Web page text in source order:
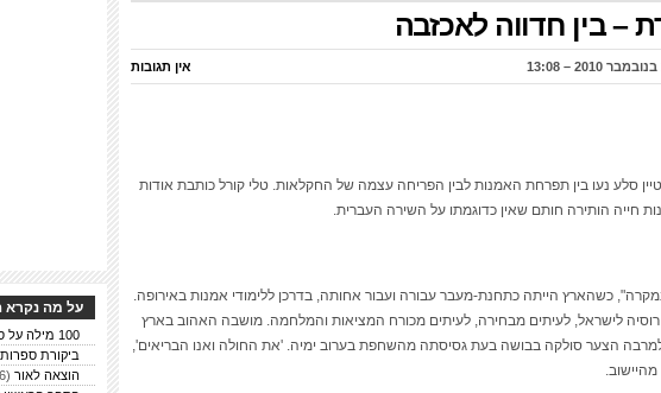
– בין חדווה לאכזבה
אין תגובות
סלע נעו בין תפרחת האמנות לבין הפריחה עצמה של החקלאות. טלי קורל כותבת אודות
חייה הותירה חותם שאין כדוגמתו על השירה העברית.
כשהארץ הייתה כתחנת-מעבר עבורה ועבור אחותה, בדרכן ללימודי אמנות באירופה.
רוסיה לישראל, לעיתים מבחירה, לעיתים מכורח המציאות והמלחמה. מושבה האהוב בארץ
הצער סולקה בבושה בעת גסיסתה מהשחפת בערוב ימיה. 'את החולה ואנו הבריאים',
על מה נקרא
100 מילה על ספרים
ביקורת ספרות
הוצאה לאור (6)